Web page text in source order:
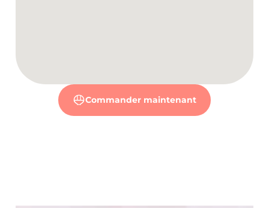
Commander maintenant